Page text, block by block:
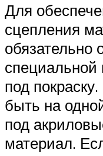
Для
сцепления
обязательно
специальной
под
быть на
под
материал.